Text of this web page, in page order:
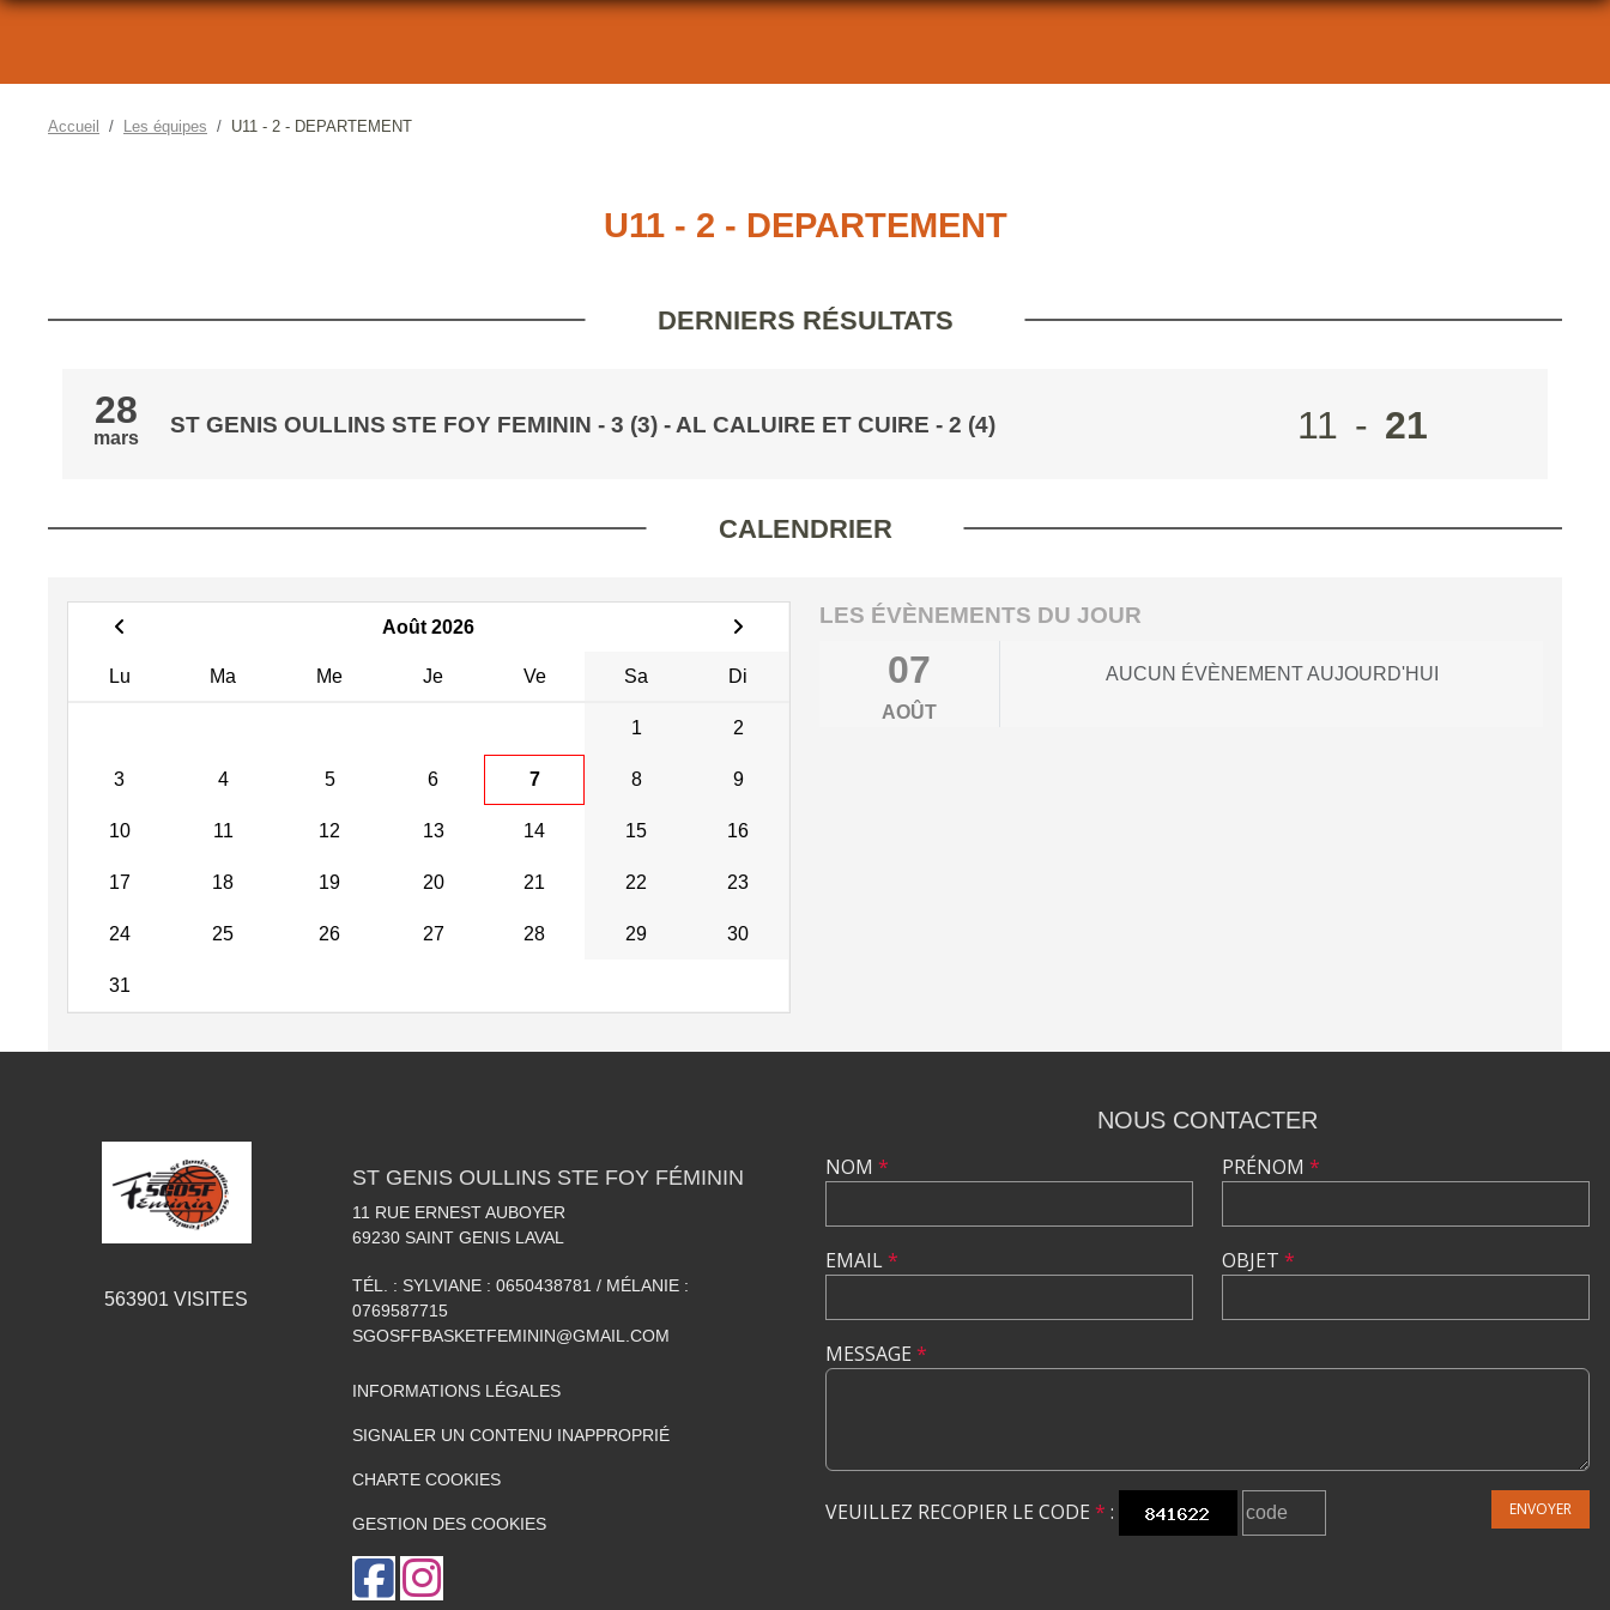
Accueil Les équipes U11 - 2 - DEPARTEMENT
U11 - 2 - DEPARTEMENT
DERNIERS RÉSULTATS
28
mars
ST GENIS OULLINS STE FOY FEMININ - 3 (3) - AL CALUIRE ET CUIRE - 2 (4) 11 - 21
CALENDRIER
Août 2026
Lu Ma Me Je Ve Sa Di
1 2
3 4 5 6 7 8 9
10 11 12 13 14 15 16
17 18 19 20 21 22 23
24 25 26 27 28 29 30
31
LES ÉVÈNEMENTS DU JOUR
07
AOÛT
AUCUN ÉVÈNEMENT AUJOURD'HUI
563901 VISITES
ST GENIS OULLINS STE FOY FÉMININ
11 RUE ERNEST AUBOYER
69230 SAINT GENIS LAVAL
TÉL. : SYLVIANE : 0650438781 / MÉLANIE :
0769587715
SGOSFFBASKETFEMININ@GMAIL.COM
INFORMATIONS LÉGALES
SIGNALER UN CONTENU INAPPROPRIÉ
CHARTE COOKIES
GESTION DES COOKIES
NOUS CONTACTER
NOM *
EMAIL*
PRÉNOM *
OBJET *
MESSAGE *
VEUILLEZ RECOPIER LE CODE * : ENVOYER